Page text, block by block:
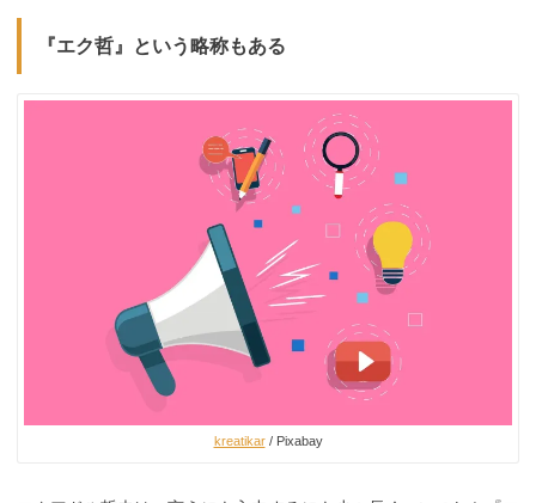
『エク哲』という略称もある
kreatikar/ Pixabay